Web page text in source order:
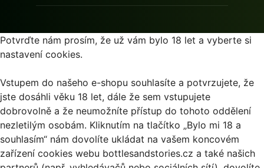
Potvrďte nám prosím, že už vám bylo 18 let a vyberte si
nastavení cookies.
Vstupem do našeho e-shopu souhlasíte a potvrzujete, že
jste dosáhli věku 18 let, dále že sem vstupujete
dobrovolně a že neumožníte přístup do tohoto oddělení
nezletilým osobám. Kliknutím na tlačítko „Bylo mi 18 a
souhlasím“ nám dovolíte ukládat na vašem koncovém
zařízení cookies webu bottlesandstories.cz a také našich